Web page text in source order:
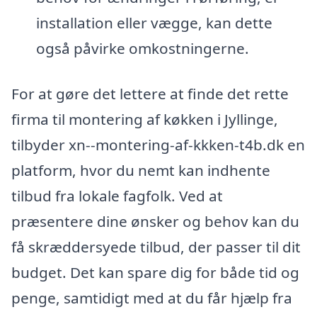
installation eller vægge, kan dette
også påvirke omkostningerne.
For at gøre det lettere at finde det rette
firma til montering af køkken i Jyllinge,
tilbyder xn--montering-af-kkken-t4b.dk en
platform, hvor du nemt kan indhente
tilbud fra lokale fagfolk. Ved at
præsentere dine ønsker og behov kan du
få skræddersyede tilbud, der passer til dit
budget. Det kan spare dig for både tid og
penge, samtidigt med at du får hjælp fra